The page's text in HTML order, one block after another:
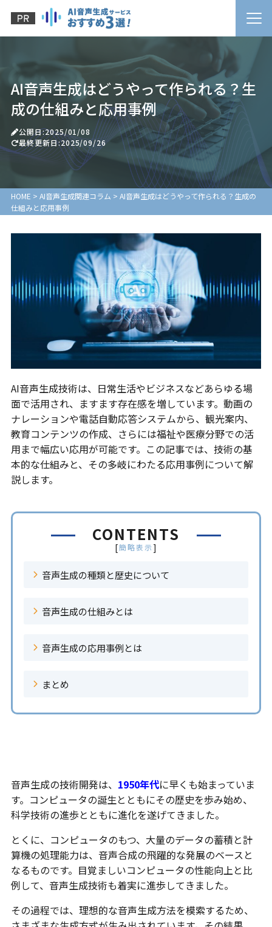
AI音声生成はどうやって作られる？生
成の仕組みと応用事例
公開日:2025/01/08
最終更新日:2025/09/26
HOME > AI音声生成関連コラム > AI音声生成はどうやって作られる？生成の
仕組みと応用事例
AI音声生成技術は、日常生活やビジネスなどあらゆる場
面で活用され、ますます存在感を増しています。動画の
ナレーションや電話自動応答システムから、観光案内、
教育コンテンツの作成、さらには福祉や医療分野での活
用まで幅広い応用が可能です。この記事では、技術の基
本的な仕組みと、その多岐にわたる応用事例について解
説します。
CONTENTS
[簡略表示]
音声生成の種類と歴史について
音声生成の仕組みとは
音声生成の応用事例とは
まとめ
音声生成の技術開発は、 1950年代に早くも始まっていま
す。コンピュータの誕生とともにその歴史を歩み始め、
科学技術の進歩とともに進化を遂げてきました。
とくに、コンピュータのもつ、大量のデータの蓄積と計
算機の処理能力は、音声合成の飛躍的な発展のベースと
なるものです。目覚ましいコンピュータの性能向上と比
例して、音声生成技術も着実に進歩してきました。
その過程では、理想的な音声生成方法を模索するため、